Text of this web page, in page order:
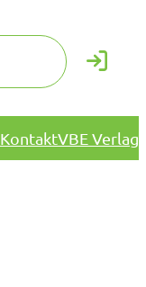
KontaktVBE Verlag